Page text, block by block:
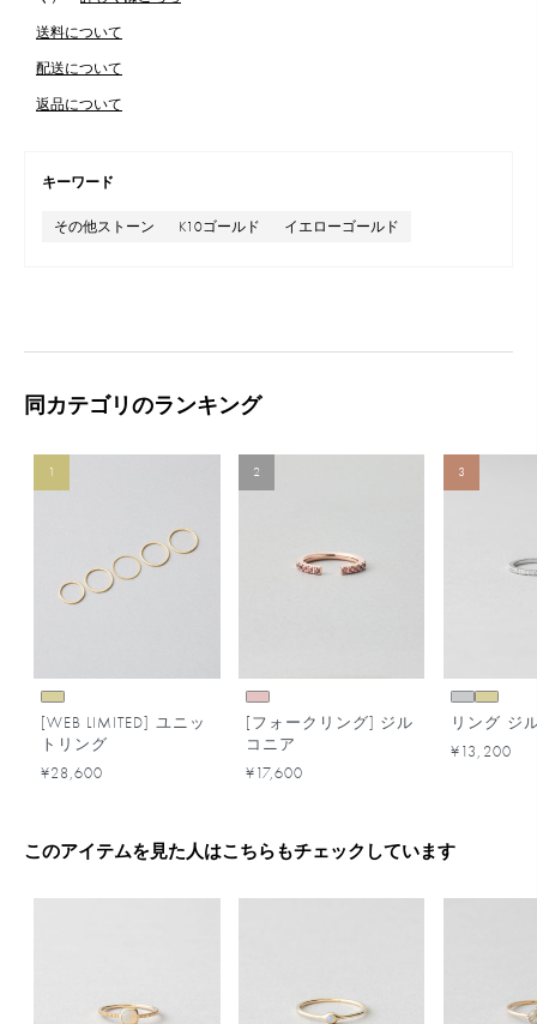
送料について
配送について
返品について
キーワード
その他ストーン K10ゴールド イエローゴールド
同カテゴリのランキング
1
[WEB LIMITED] ユニッ
トリング
¥28,600
2
[フォークリング] ジル
コニア
¥17,600
3
リング ジ
¥13,200
このアイテムを見た人はこちらもチェックしています